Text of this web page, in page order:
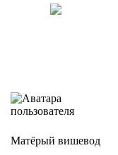
Матёрый вишевод